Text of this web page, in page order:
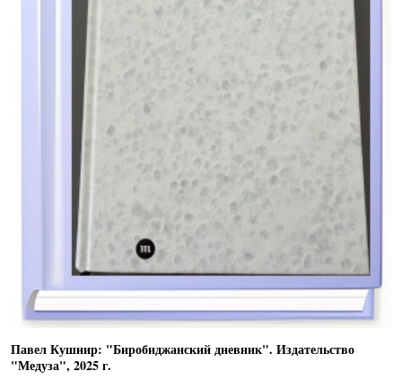
Павел Кушнир: "Биробиджанский дневник". Издательство
"Медуза", 2025 г.